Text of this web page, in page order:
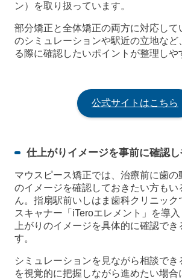
ン）を取り扱っています。
部分矯正と全体矯正の両方に対応して
のシミュレーションや駅近の立地など
る際に確認したいポイントが整理しや
公式サイトはこちら
仕上がりイメージを事前に確認
マウスピース矯正では、治療前に歯の
のイメージを確認しておきたい方もい
ん。指扇駅前いしはま歯科クリニック
スキャナー「iTeroエレメント」を導
上がりのイメージを具体的に確認でき
す。
シミュレーションを見ながら相談でき
を視覚的に把握しながら進めたい場合